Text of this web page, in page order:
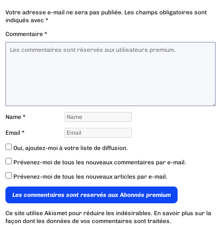
Votre adresse e-mail ne sera pas publiée. Les champs obligatoires sont
indiqués avec*
Commentaire*
Name*
Email*
Oui, ajoutez-moi à votre liste de diffusion.
Prévenez-moi de tous les nouveaux commentaires par e-mail.
Prévenez-moi de tous les nouveaux articles par e-mail.
Les commentaires sont reservés aux Abonnés premium
Ce site utilise Akismet pour réduire les indésirables. En savoir plus sur la
façon dont les données de vos commentaires sont traitées.